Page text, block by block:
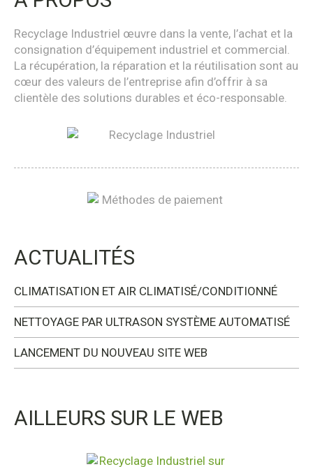
Recyclage Industriel œuvre dans la vente, l’achat et la
consignation d’équipement industriel et commercial.
La récupération, la réparation et la réutilisation sont au
cœur des valeurs de l’entreprise afin d’offrir à sa
clientèle des solutions durables et éco-responsable.
ACTUALITÉS
CLIMATISATION ET AIR CLIMATISÉ/CONDITIONNÉ
NETTOYAGE PAR ULTRASON SYSTÈME AUTOMATISÉ
LANCEMENT DU NOUVEAU SITE WEB
AILLEURS SUR LE WEB